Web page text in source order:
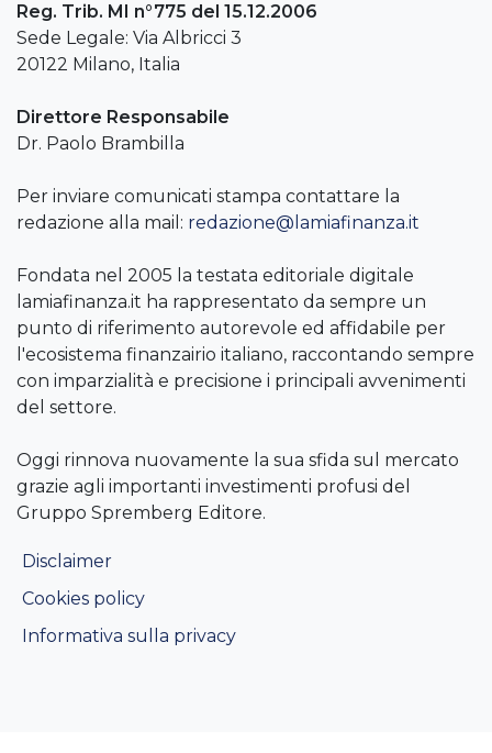
Reg. Trib. MI n°775 del 15.12.2006
Sede Legale: Via Albricci 3
20122 Milano, Italia
Direttore Responsabile
Dr. Paolo Brambilla
Per inviare comunicati stampa contattare la
redazione alla mail: redazione@lamiafinanza.it
Fondata nel 2005 la testata editoriale digitale
lamiafinanza.it ha rappresentato da sempre un
punto di riferimento autorevole ed affidabile per
l'ecosistema finanzairio italiano, raccontando sempre
con imparzialità e precisione i principali avvenimenti
del settore.
Oggi rinnova nuovamente la sua sfida sul mercato
grazie agli importanti investimenti profusi del
Gruppo Spremberg Editore.
Disclaimer
Cookies policy
Informativa sulla privacy